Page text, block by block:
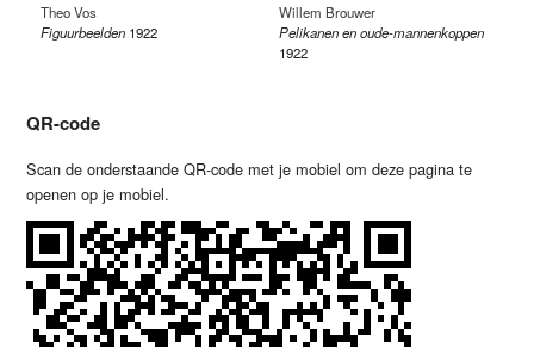
Theo Vos
Figuurbeelden 1922
Willem Brouwer
Pelikanen en oude-mannenkoppen
1922
QR-code
Scan de onderstaande QR-code met je mobiel om deze pagina te
openen op je mobiel.